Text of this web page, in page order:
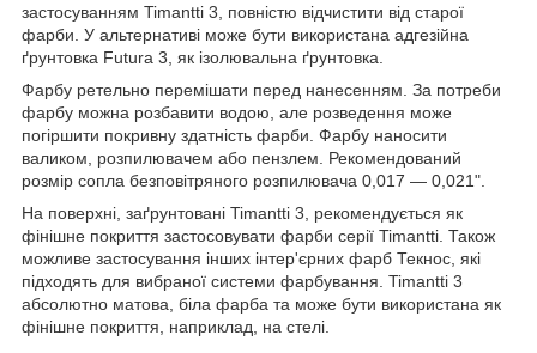
застосуванням Timantti 3, повністю відчистити від старої
фарби. У альтернативі може бути використана адгезійна
ґрунтовка Futura 3, як ізолювальна ґрунтовка.
Фарбу ретельно перемішати перед нанесенням. За потреби
фарбу можна розбавити водою, але розведення може
погіршити покривну здатність фарби. Фарбу наносити
валиком, розпилювачем або пензлем. Рекомендований
розмір сопла безповітряного розпилювача 0,017 — 0,021".
На поверхні, заґрунтовані Timantti 3, рекомендується як
фінішне покриття застосовувати фарби серії Timantti. Також
можливе застосування інших інтер'єрних фарб Текнос, які
підходять для вибраної системи фарбування. Timantti 3
абсолютно матова, біла фарба та може бути використана як
фінішне покриття, наприклад, на стелі.